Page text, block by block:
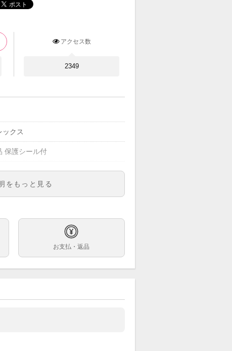
アクセス数
2349
ックス
保護シール付
をもっと見る
お支払・返品